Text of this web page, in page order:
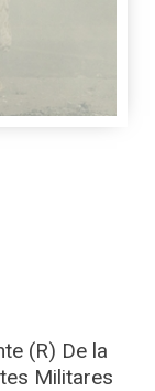
(R) De la
Militares